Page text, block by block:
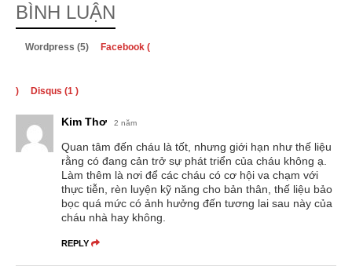
BÌNH LUẬN
Wordpress (5) Facebook (
) Disqus (1 )
Kim Thơ 2 năm
Quan tâm đến cháu là tốt, nhưng giới hạn như thế liệu
rằng có đang cản trở sự phát triển của cháu không ạ.
Làm thêm là nơi để các cháu có cơ hội va chạm với
thực tiễn, rèn luyện kỹ năng cho bản thân, thế liệu bảo
bọc quá mức có ảnh hưởng đến tương lai sau này của
cháu nhà hay không.
REPLY